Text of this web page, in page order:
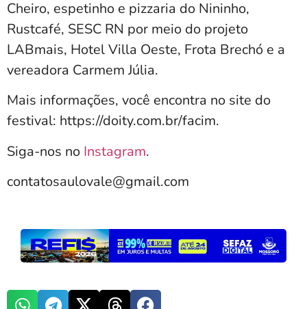
Cheiro, espetinho e pizzaria do Nininho,
Rustcafé, SESC RN por meio do projeto
LABmais, Hotel Villa Oeste, Frota Brechó e a
vereadora Carmem Júlia.
Mais informações, você encontra no site do
festival: https://doity.com.br/facim.
Siga-nos no Instagram.
contatosaulovale@gmail.com